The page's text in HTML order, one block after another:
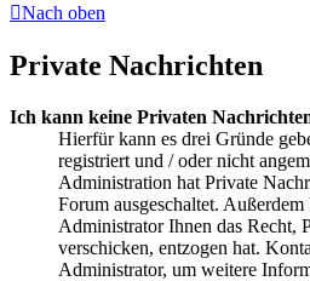
Nach oben
Private Nachrichten
Ich kann keine Privaten
Hierfür kann es drei Gründe
registriert und / oder nicht
Administration hat Private
Forum ausgeschaltet. Außerdem
Administrator Ihnen das Recht,
verschicken, entzogen hat.
Administrator, um weitere